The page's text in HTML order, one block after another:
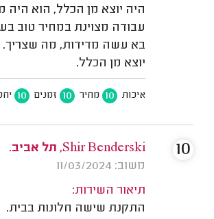
היה יוצא מן הכלל, הוא
עבודה מצוינת במחיר טוב
בא עשה מדידות, מה שצריך.
יוצא מן הכלל.
איכות 10 מחיר 10 זמנים 10
Shir Benderski, תל אביב.
משוב: 11/03/2024
תיאור השירות:
התקנת שישה חלונות בבית.
10